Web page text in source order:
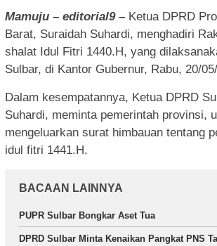
Mamuju – editorial9 – Ketua DPRD
Barat, Suraidah Suhardi, menghadiri
shalat Idul Fitri 1440.H, yang
Sulbar, di Kantor Gubernur, Rabu, 20/
Dalam kesempatannya, Ketua DPRD
Suhardi, meminta pemerintah provinsi,
mengeluarkan surat himbauan tentang
idul fitri 1441.H.
BACAAN LAINNYA
PUPR Sulbar Bongkar Aset Tua
DPRD Sulbar Minta Kenaikan Pangkat PNS